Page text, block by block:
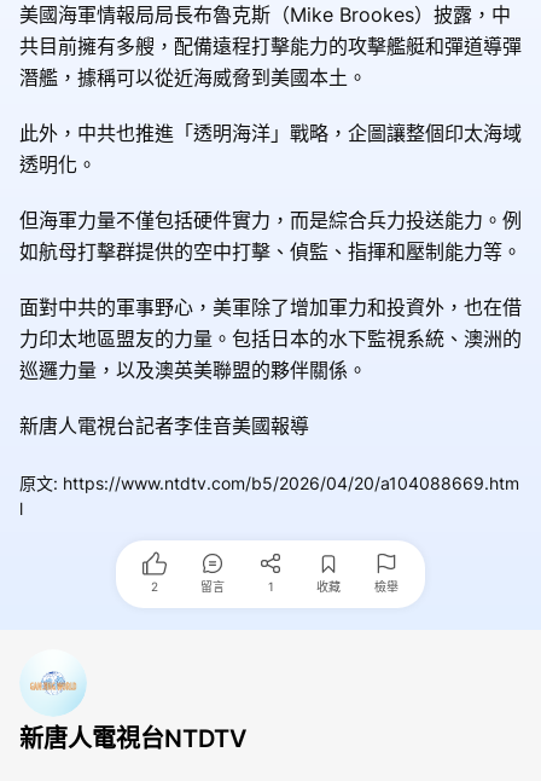
美國海軍情報局局長布魯克斯（Mike Brookes）披露，中
共目前擁有多艘，配備遠程打擊能力的攻擊艦艇和彈道導彈
潛艦，據稱可以從近海威脅到美國本土。
此外，中共也推進「透明海洋」戰略，企圖讓整個印太海域
透明化。
但海軍力量不僅包括硬件實力，而是綜合兵力投送能力。例
如航母打擊群提供的空中打擊、偵監、指揮和壓制能力等。
面對中共的軍事野心，美軍除了增加軍力和投資外，也在借
力印太地區盟友的力量。包括日本的水下監視系統、澳洲的
巡邏力量，以及澳英美聯盟的夥伴關係。
新唐人電視台記者李佳音美國報導
原文: https://www.ntdtv.com/b5/2026/04/20/a104088669.htm
l
2 留言 1 收藏 檢舉
新唐人電視台NTDTV